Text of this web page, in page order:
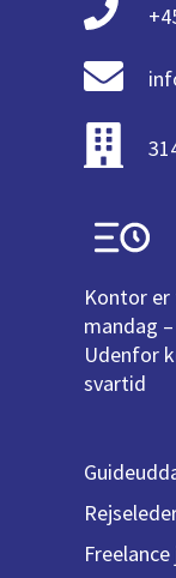
Kontor
mandag
Udenfor
svartid